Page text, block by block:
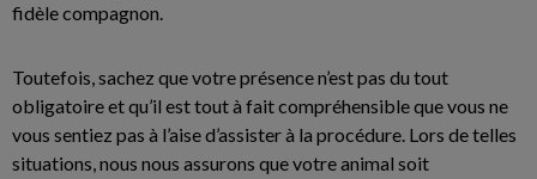
fidèle compagnon.
Toutefois, sachez que votre présence n’est pas du tout
obligatoire et qu’il est tout à fait compréhensible que vous ne
vous sentiez pas à l’aise d’assister à la procédure. Lors de telles
situations, nous nous assurons que votre animal soit